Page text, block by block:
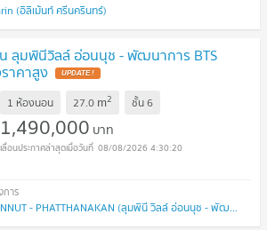
(อิลิเม้นท์ ศรีนครินทร์)
ลุมพินีวิลล์ อ่อนนุช - พัฒนาการ BTS
าคาสูง UPDATE !
1 ห้องนอน 27.0 m2 ชั้น6
1,490,000 บาท
08/08/2026 4:30:20
LUMPINI VILLE ONNUT - PHATTHANAKAN (ลุมพินี วิลล์ อ่อนนุช - พัฒนาการ)